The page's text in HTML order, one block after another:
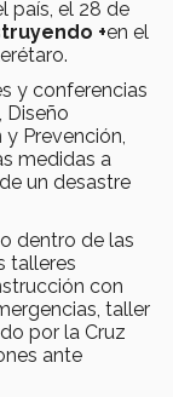
país, el 28 de
+en el
y conferencias
Diseño
Prevención,
medidas a
un desastre
dentro de las
talleres
con
taller
por la Cruz
ante